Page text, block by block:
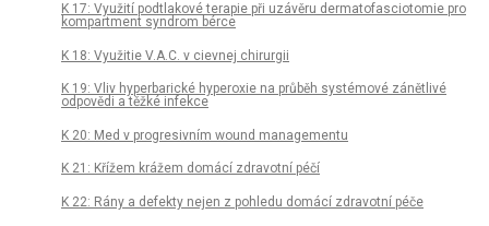
K 17: Využití podtlakové terapie při uzávěru dermatofasciotomie pro
kompartment syndrom bérce
K 18: Využitie V.A.C. v cievnej chirurgii
K 19: Vliv hyperbarické hyperoxie na průběh systémové zánětlivé
odpovědi a těžké infekce
K 20: Med v progresivním wound managementu
K 21: Křížem krážem domácí zdravotní péčí
K 22: Rány a defekty nejen z pohledu domácí zdravotní péče